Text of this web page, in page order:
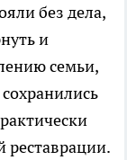
без дела,
и
семьи,
реставрации.